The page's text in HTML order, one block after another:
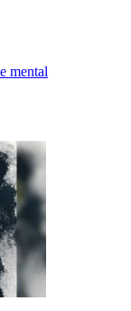
mental